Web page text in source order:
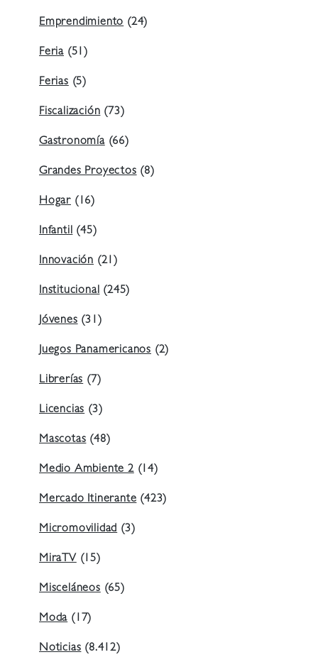
Emprendimiento (24)
Feria (51)
Ferias (5)
Fiscalización (73)
Gastronomía(66)
Grandes Proyectos (8)
Hogar (16)
Infantil (45)
Innovación (21)
Institucional (245)
Jóvenes (31)
Juegos Panamericanos (2)
Librerías (7)
Licencias (3)
Mascotas (48)
Medio Ambiente 2(14)
Mercado Itinerante (423)
Micromovilidad (3)
MiraTV (15)
Misceláneos (65)
Moda (17)
Noticias (8.412)